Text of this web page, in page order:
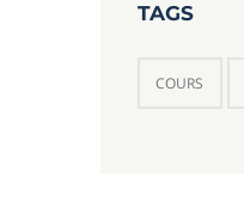
TAGS
COURS